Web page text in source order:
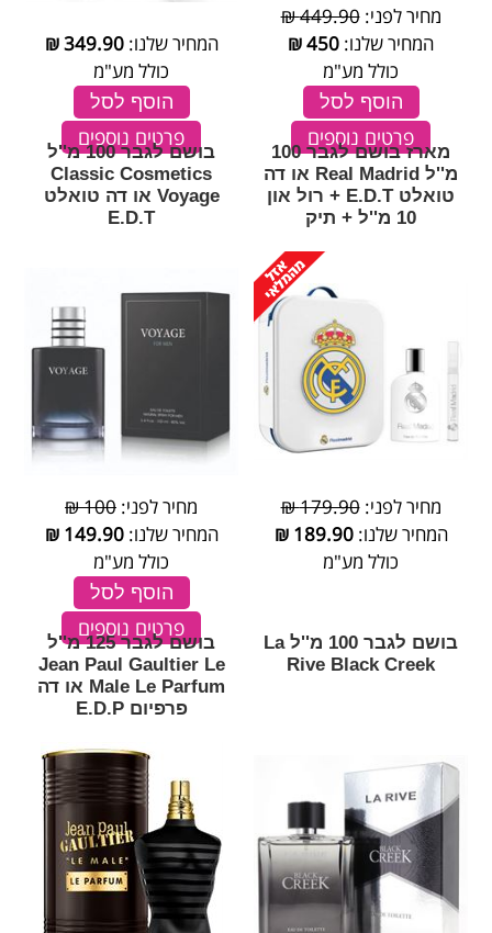
מחיר לפני:449.90 ₪
המחיר שלנו: 450
₪
כולל מע"מ
הוסף לסל
פרטים נוספים
המחיר שלנו:349.90
₪
כולל מע"מ
הוסף לסל
פרטים נוספים
מארז בושם לגבר 100
מ''ל Real Madrid או דה
טואלט E.D.T + רול און
10 מ''ל + תיק
מחיר לפני:179.90 ₪
המחיר שלנו:189.90
₪
כולל מע"מ
בושם לגבר 100 מ''ל
Classic Cosmetics
Voyage או דה טואלט
E.D.T
מחיר לפני: 100 ₪
המחיר שלנו:149.90
₪
כולל מע"מ
הוסף לסל
פרטים נוספים
בושם לגבר 100 מ''ל La
Rive Black Creek
בושם לגבר 125 מ''ל
Jean Paul Gaultier Le
Male Le Parfum או דה
פרפיום E.D.P